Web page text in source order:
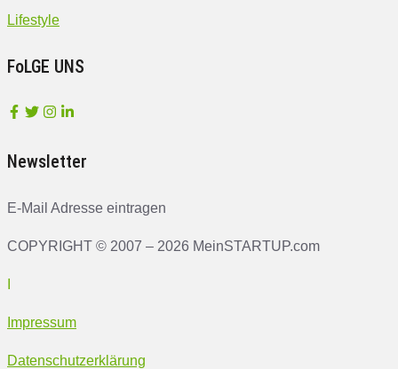
Lifestyle
FoLGE UNS
Newsletter
E-Mail Adresse eintragen
COPYRIGHT © 2007 – 2026 MeinSTARTUP.com
Impressum
Datenschutzerklärung